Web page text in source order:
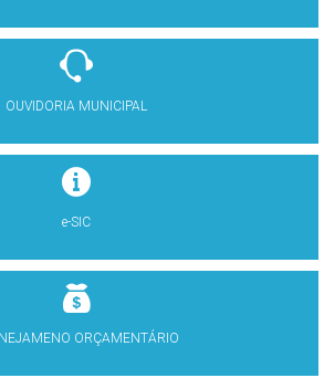
OUVIDORIA MUNICIPAL
e-SIC
ORÇAMENTÁRIO